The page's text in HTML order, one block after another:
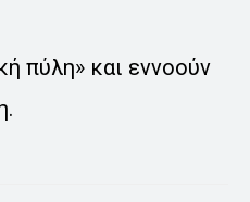
πύλη» και εννοούν